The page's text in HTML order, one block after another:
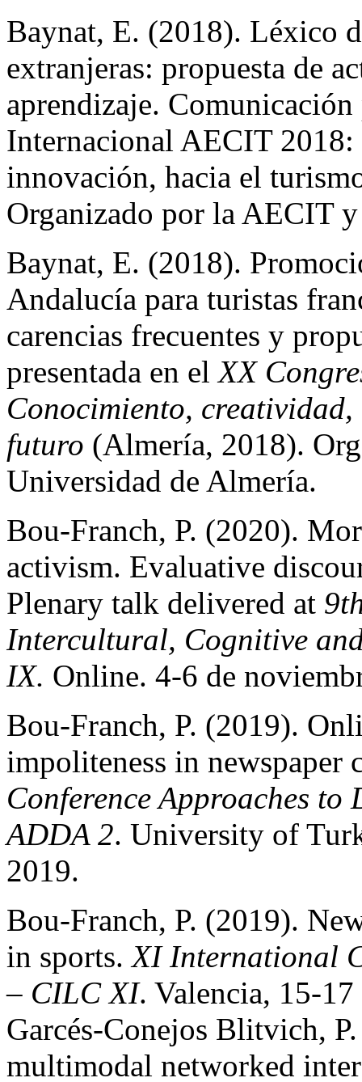
Baynat, E. (2018). Léxico
extranjeras: propuesta de
aprendizaje.
Internacional AECIT
innovación, hacia el
Organizado por la AECIT
Baynat, E. (2018).
Andalucía para turistas
carencias frecuentes y
presentada en elXX
Conocimiento,
futuro (Almería, 2018).
Universidad de Almería.
Bou-Franch, P. (2020).
activism. Evaluative
Plenary talk delivered at
Intercultural, Cognitive
IX. Online. 4-6 de
Bou-Franch, P. (2019).
impoliteness in newspaper
Conference Approaches
ADDA 2. University of
2019.
Bou-Franch, P. (2019).
in sports.XI International
– CILC XI. Valencia, 15-
Garcés-Conejos Blitvich,
multimodal networked